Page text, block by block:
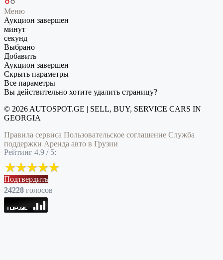
Меню
Аукцион завершен
минут
секунд
Выбрано
Добавить
Аукцион завершен
Скрыть параметры
Все параметры
Вы действительно хотите удалить страницу?
© 2026 AUTOSPOT.GE | SELL, BUY, SERVICE CARS IN
GEORGIA
Правила сервиса Пользовательское соглашение Служба
поддержки Аренда авто в Грузии
Рейтинг 4.9 / 5:
Подтвердить
24228 голоcов